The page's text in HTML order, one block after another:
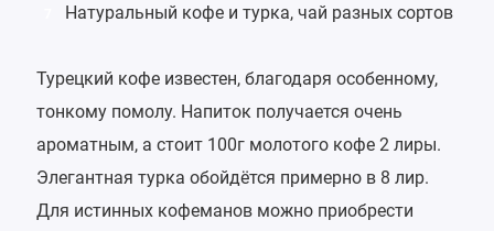
Натуральный кофе и турка, чай разных сортов
Турецкий кофе известен, благодаря особенному,
тонкому помолу. Напиток получается очень
ароматным, а стоит 100г молотого кофе 2 лиры.
Элегантная турка обойдётся примерно в 8 лир.
Для истинных кофеманов можно приобрести